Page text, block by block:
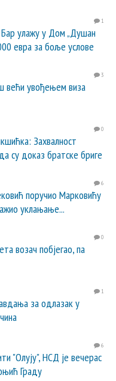
1
улажу у Дом „Душан
евра за боље услове
3
већи увођењем виза
0
Захвалност
су доказ братске бриге
6
поручио Марковићу
уклањање...
0
возач побјегао, па
1
за одлазак у
6
"Олују", НСД је вечерас
Граду